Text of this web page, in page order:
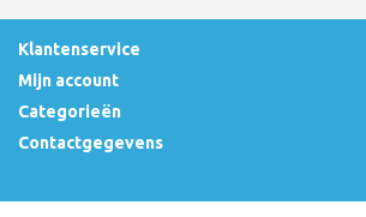
Klantenservice
Mijn account
Categorieën
Contactgegevens